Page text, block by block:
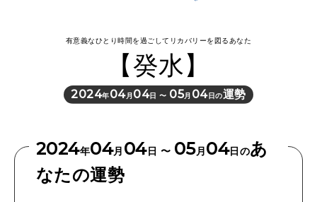
[12星座別] Monthly Love Holoscope
女神まり愛のタロットメッセージ
HEALTH
自分にやさしく
有意義なひとり時間を過ごしてリカバリーを図るあなた
【癸水】
2024年04月04日 〜 05月 04日の運勢
2024年04月 04日 〜 05月04日のあ
なたの運勢